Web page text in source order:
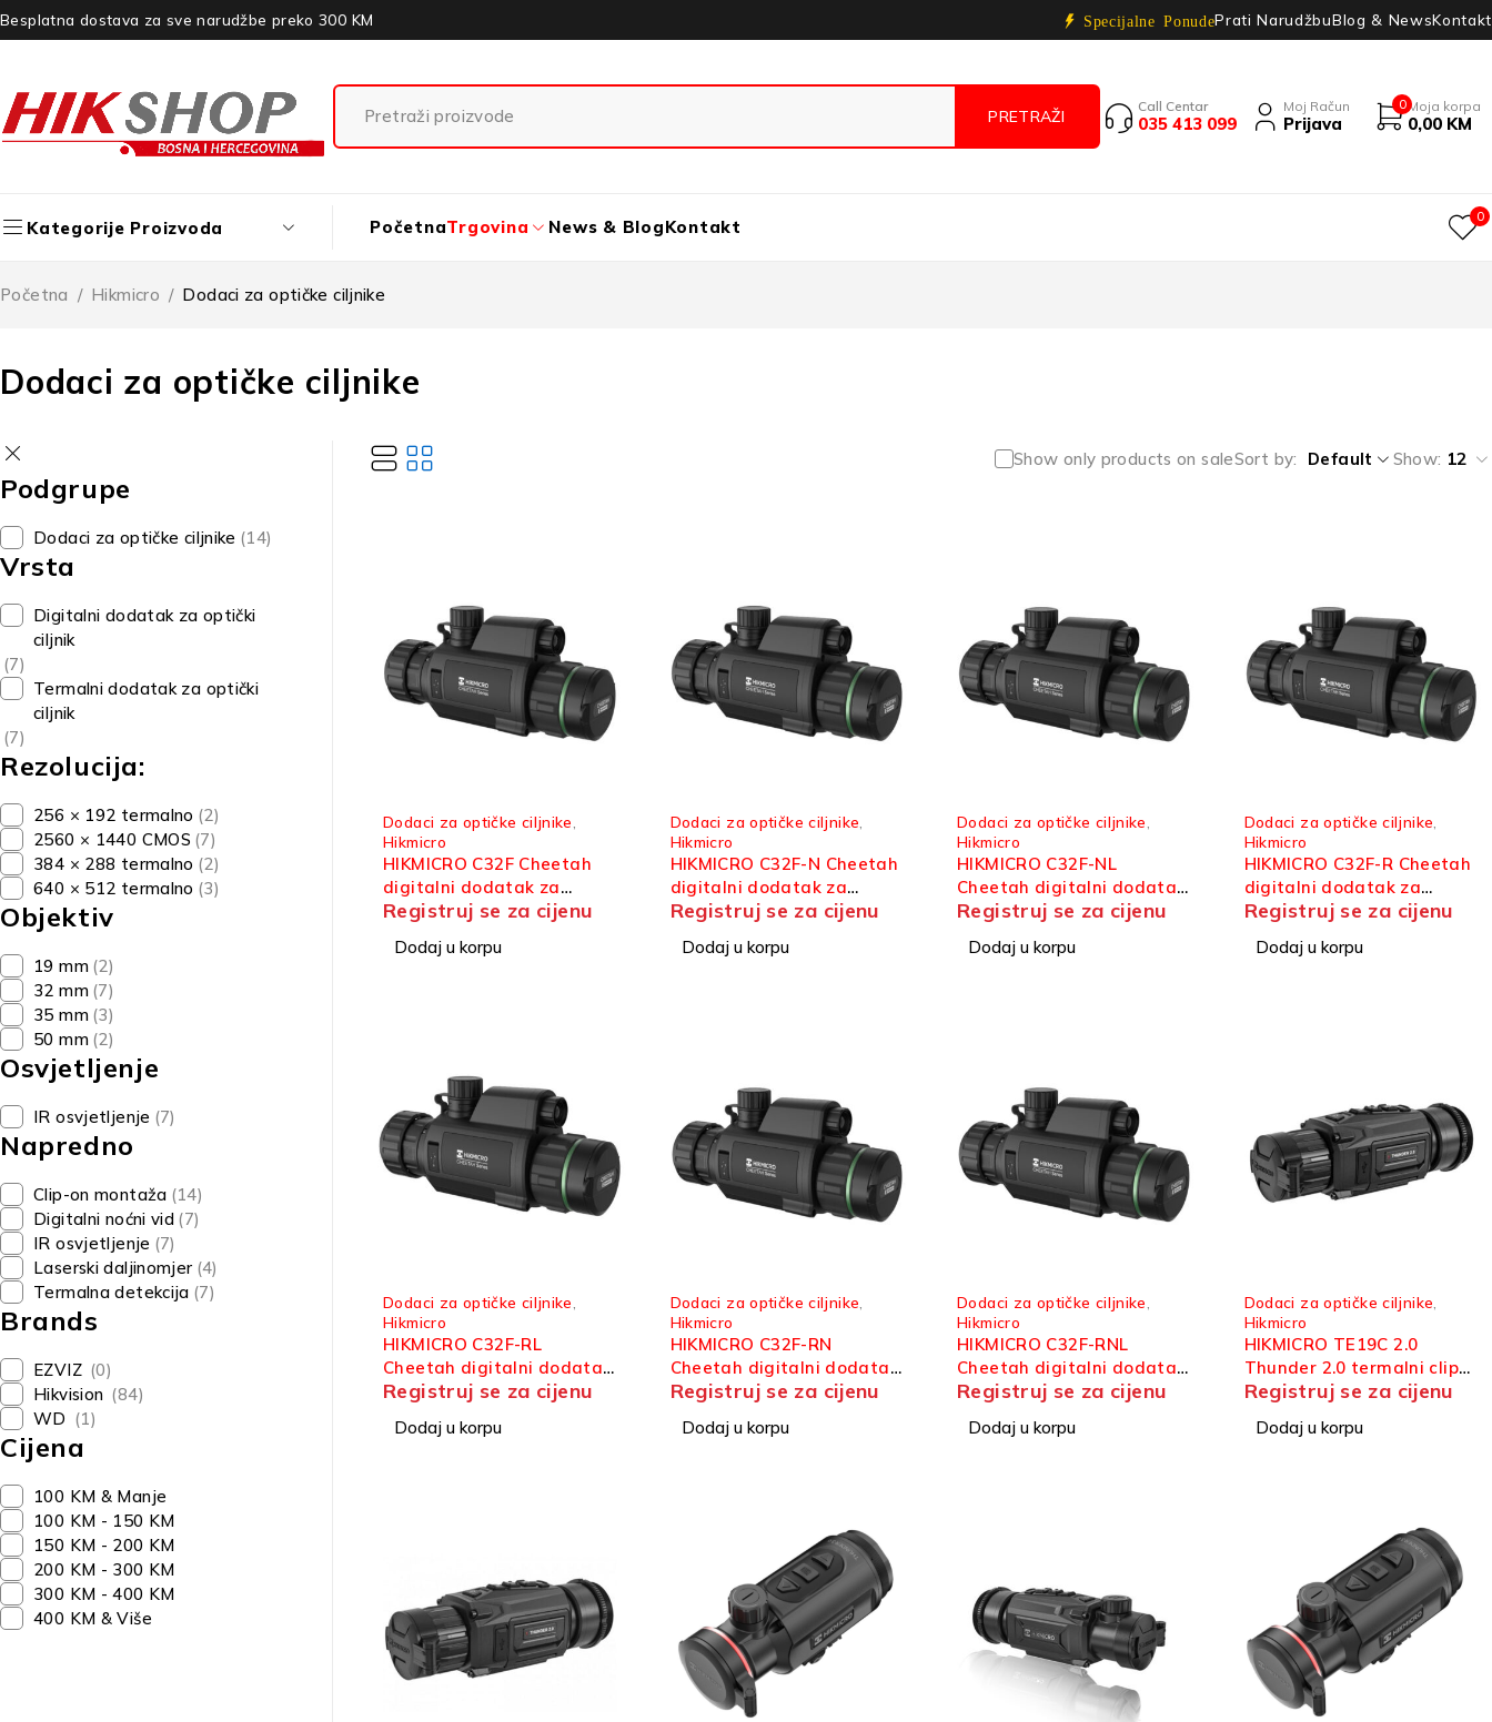
Besplatna dostava za sve narudžbe preko 300 KM Specijalne PonudePrati NarudžbuBlog & NewsKontakt
Call Centar
035 413 099
Moj Račun
Prijava
0 Moja korpa
0,00 KM
Kategorije Proizvoda PočetnaTrgovina News & BlogKontakt 0
Dodaci za optičke ciljnike
Početna / Hikmicro / Dodaci za optičke ciljnike
Podgrupe
Dodaci za optičke ciljnike (14)
Vrsta
Digitalni dodatak za optički
ciljnik
(7)
Termalni dodatak za optički
ciljnik
(7)
Rezolucija:
256 × 192 termalno (2)
2560 × 1440 CMOS (7)
384 × 288 termalno (2)
640 × 512 termalno (3)
Objektiv
19 mm (2)
32 mm (7)
35 mm (3)
50 mm (2)
Osvjetljenje
IR osvjetljenje (7)
Napredno
Clip-on montaža (14)
Digitalni noćni vid (7)
IR osvjetljenje (7)
Laserski daljinomjer (4)
Termalna detekcija (7)
Brands
EZVIZ (0)
Hikvision (84)
WD (1)
Cijena
100 KM & Manje
100 KM - 150 KM
150 KM - 200 KM
200 KM - 300 KM
300 KM - 400 KM
400 KM & Više
Show only products on saleSort by Default Show: 12
Dodaci za optičke ciljnike
Hikmicro
HIKMICRO C32F Cheetah
digitalni dodatak za
optički ciljnik
Registruj se za cijenu
Dodaj u korpu
Dodaci za optičke ciljnike
Hikmicro
HIKMICRO C32F-N Cheetah
digitalni dodatak za
optički ciljnik
Registruj se za cijenu
Dodaj u korpu
Dodaci za optičke ciljnike
Hikmicro
HIKMICRO C32F-NL
Cheetah digitalni dodatak
za optički ciljnik
Registruj se za cijenu
Dodaj u korpu
Dodaci za optičke ciljnike
Hikmicro
HIKMICRO C32F-R Cheetah
digitalni dodatak za
optički ciljnik
Registruj se za cijenu
Dodaj u korpu
Dodaci za optičke ciljnike
Hikmicro
HIKMICRO C32F-RL
Cheetah digitalni dodatak
za optički ciljnik
Registruj se za cijenu
Dodaj u korpu
Dodaci za optičke ciljnike
Hikmicro
HIKMICRO C32F-RN
Cheetah digitalni dodatak
za optički ciljnik
Registruj se za cijenu
Dodaj u korpu
Dodaci za optičke ciljnike
Hikmicro
HIKMICRO C32F-RNL
Cheetah digitalni dodatak
za optički ciljnik
Registruj se za cijenu
Dodaj u korpu
Dodaci za optičke ciljnike
Hikmicro
HIKMICRO TE19C 2.0
Thunder 2.0 termalni clip-
on dodatak
Registruj se za cijenu
Dodaj u korpu